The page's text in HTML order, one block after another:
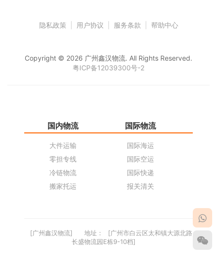
隐私政策 用户协议 服务条款 帮助中心
Copyright © 2026 广州鑫汉物流. All Rights Reserved.
粤ICP备12039300号-2
国内物流
大件运输
零担专线
冷链物流
搬家托运
国际物流
国际海运
国际空运
国际快递
报关清关
[广州鑫汉物流] 地址：
[广州市白云区太和镇大源北路
长盛物流园E栋9-10档]